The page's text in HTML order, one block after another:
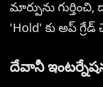
మార్పును
'Hold' కు అప్ గ్రేడ్
దేవానీ